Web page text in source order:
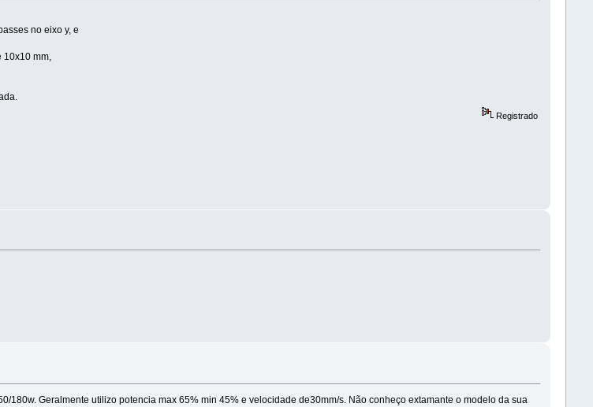
no eixo y, e
10x10 mm,
Registrado
180w. Geralmente utilizo potencia max 65% min 45% e velocidade de30mm/s. Não conheço extamante o modelo da sua